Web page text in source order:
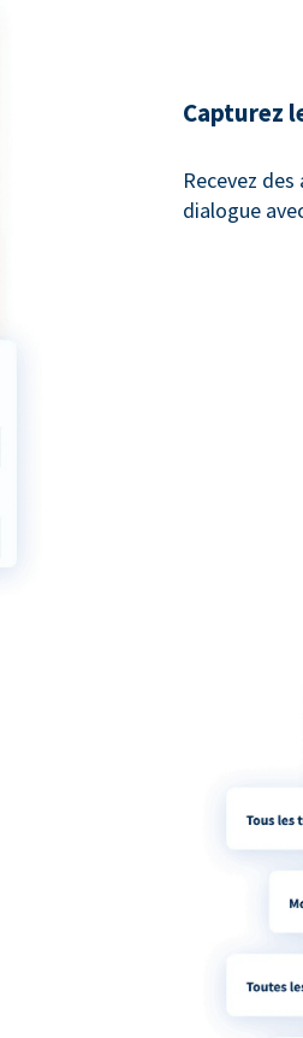
Capturez
Recevez
dialogue